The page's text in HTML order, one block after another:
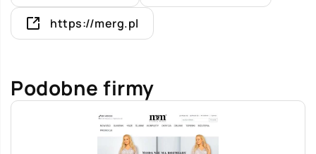
https://merg.pl
Podobne firmy